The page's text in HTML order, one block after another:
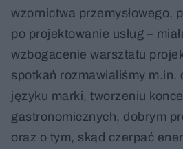
wzornictwa przemysłowego,
po projektowanie usług –
wzbogacenie warsztatu
spotkań rozmawialiśmy m.in.
języku marki, tworzeniu
gastronomicznych, dobrym
oraz o tym, skąd czerpać